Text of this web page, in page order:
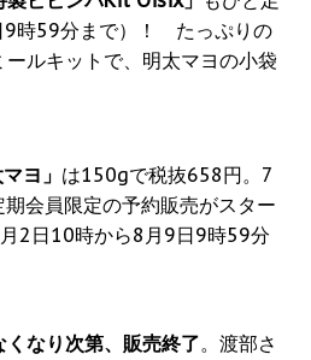
9時59分まで）！ たっぷりの
ルキットで、明太マヨの小袋
ヨ」 は150gで税抜658円。7
会員限定の予約販売がスター
2日10時から8月9日9時59分
なり次第、販売終了。渡部さ